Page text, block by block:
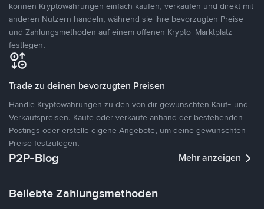
können Kryptowährungen einfach kaufen, verkaufen und direkt mit
anderen Nutzern handeln, während sie ihre bevorzugten Preise
und Zahlungsmethoden auf einem offenen Krypto-Marktplatz
festlegen.
Trade zu deinen bevorzugten Preisen
Handle Kryptowährungen zu den von dir gewünschten Kauf- und
Verkaufspreisen. Kaufe oder verkaufe anhand der bestehenden
Postings oder erstelle eigene Angebote, um deine gewünschten
Preise festzulegen.
P2P-Blog Mehr anzeigen
Beliebte Zahlungsmethoden